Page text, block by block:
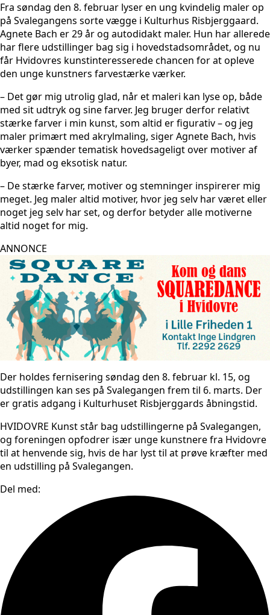
Fra søndag den 8. februar lyser en ung kvindelig maler op
på Svalegangens sorte vægge i Kulturhus Risbjerggaard.
Agnete Bach er 29 år og autodidakt maler. Hun har allerede
har flere udstillinger bag sig i hovedstadsområdet, og nu
får Hvidovres kunstinteresserede chancen for at opleve
den unge kunstners farvestærke værker.
– Det gør mig utrolig glad, når et maleri kan lyse op, både
med sit udtryk og sine farver. Jeg bruger derfor relativt
stærke farver i min kunst, som altid er figurativ – og jeg
maler primært med akrylmaling, siger Agnete Bach, hvis
værker spænder tematisk hovedsageligt over motiver af
byer, mad og eksotisk natur.
– De stærke farver, motiver og stemninger inspirerer mig
meget. Jeg maler altid motiver, hvor jeg selv har været eller
noget jeg selv har set, og derfor betyder alle motiverne
altid noget for mig.
ANNONCE
Der holdes fernisering søndag den 8. februar kl. 15, og
udstillingen kan ses på Svalegangen frem til 6. marts. Der
er gratis adgang i Kulturhuset Risbjerggards åbningstid.
HVIDOVRE Kunst står bag udstillingerne på Svalegangen,
og foreningen opfodrer især unge kunstnere fra Hvidovre
til at henvende sig, hvis de har lyst til at prøve kræfter med
en udstilling på Svalegangen.
Del med: